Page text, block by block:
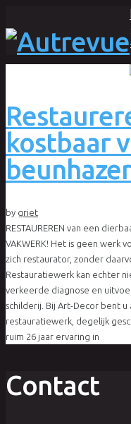
kostbaar
by griet
RESTAUREREN van een
VAKWERK! Het is geen werk
zich restaurator, zonder
Restauratiewerk kan echter
verkeerde diagnose en
schilderij. Bij Art-Decor bent u
restauratiewerk, degelijk
ruim 26 jaar ervaring in
Contact